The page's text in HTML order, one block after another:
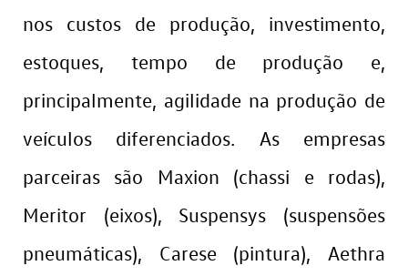
nos custos de produção, investimento,
estoques, tempo de produção e,
principalmente, agilidade na produção de
veículos diferenciados. As empresas
parceiras são Maxion (chassi e rodas),
Meritor (eixos), Suspensys (suspensões
pneumáticas), Carese (pintura), Aethra